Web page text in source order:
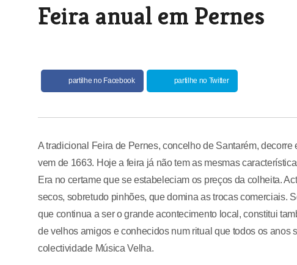
Feira anual em Pernes
partilhe no Facebook partilhe no Twitter
A tradicional Feira de Pernes, concelho de Santarém,
vem de 1663. Hoje a feira já não tem as mesmas
Era no certame que se estabeleciam os preços da colheita.
secos, sobretudo pinhões, que domina as trocas comerciais.
que continua a ser o grande acontecimento local, constitui
de velhos amigos e conhecidos num ritual que todos os anos
colectividade Música Velha.